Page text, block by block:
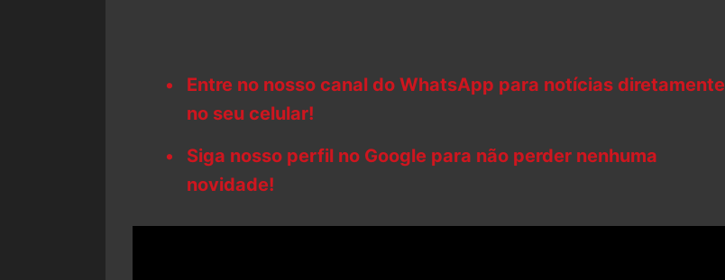
Entre no nosso canal do WhatsApp para notícias diretamente
no seu celular!
Siga nosso perfil no Google para não perder nenhuma
novidade!